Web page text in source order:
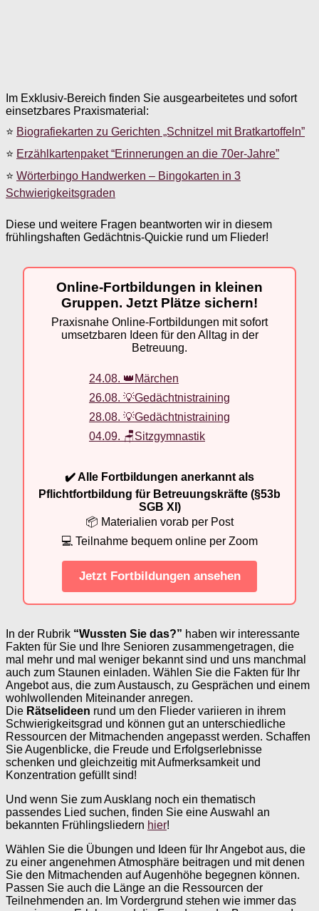
Im Exklusiv-Bereich finden Sie ausgearbeitetes und sofort
einsetzbares Praxismaterial:
⭐ Biografiekarten zu Gerichten „Schnitzel mit Bratkartoffeln”
⭐ Erzählkartenpaket “Erinnerungen an die 70er-Jahre”
⭐ Wörterbingo Handwerken – Bingokarten in 3
Schwierigkeitsgraden
Diese und weitere Fragen beantworten wir in diesem
frühlingshaften Gedächtnis-Quickie rund um Flieder!
Online-Fortbildungen in kleinen
Gruppen. Jetzt Plätze sichern!
Praxisnahe Online-Fortbildungen mit sofort
umsetzbaren Ideen für den Alltag in der
Betreuung.
24.08. 👑Märchen
26.08. 💡Gedächtnistraining
28.08. 💡Gedächtnistraining
04.09. 🪑Sitzgymnastik
✔️ Alle Fortbildungen anerkannt als
Pflichtfortbildung für Betreuungskräfte (§53b
SGB XI)
📦 Materialien vorab per Post
💻 Teilnahme bequem online per Zoom
Jetzt Fortbildungen ansehen
In der Rubrik “Wussten Sie das?” haben wir interessante
Fakten für Sie und Ihre Senioren zusammengetragen, die
mal mehr und mal weniger bekannt sind und uns manchmal
auch zum Staunen einladen. Wählen Sie die Fakten für Ihr
Angebot aus, die zum Austausch, zu Gesprächen und einem
wohlwollenden Miteinander anregen.
Die Rätselideen rund um den Flieder variieren in ihrem
Schwierigkeitsgrad und können gut an unterschiedliche
Ressourcen der Mitmachenden angepasst werden. Schaffen
Sie Augenblicke, die Freude und Erfolgserlebnisse
schenken und gleichzeitig mit Aufmerksamkeit und
Konzentration gefüllt sind!
Und wenn Sie zum Ausklang noch ein thematisch
passendes Lied suchen, finden Sie eine Auswahl an
bekannten Frühlingsliedern hier!
Wählen Sie die Übungen und Ideen für Ihr Angebot aus, die
zu einer angenehmen Atmosphäre beitragen und mit denen
Sie den Mitmachenden auf Augenhöhe begegnen können.
Passen Sie auch die Länge an die Ressourcen der
Teilnehmenden an. Im Vordergrund stehen wie immer das